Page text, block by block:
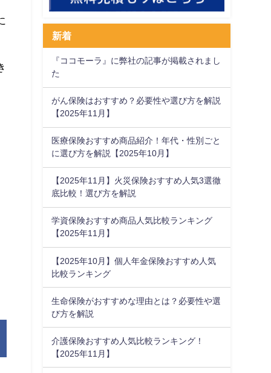
新着
『ココモーラ』に弊社の記事が掲載されまし
た
がん保険はおすすめ？必要性や選び方を解説
【2025年11月】
医療保険おすすめ商品紹介！年代・性別ごと
に選び方を解説【2025年10月】
【2025年11月】火災保険おすすめ人気3選徹
底比較！選び方を解説
学資保険おすすめ商品人気比較ランキング
【2025年11月】
【2025年10月】個人年金保険おすすめ人気
比較ランキング
生命保険がおすすめな理由とは？必要性や選
び方を解説
介護保険おすすめ人気比較ランキング！
【2025年11月】